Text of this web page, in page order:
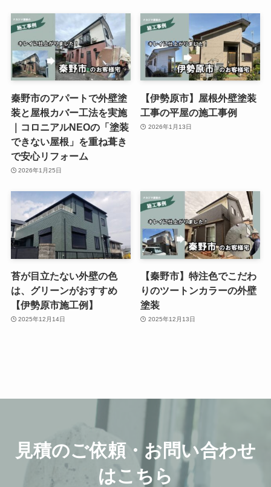
秦野市のアパートで外壁塗
装と屋根カバー工法を実施
｜コロニアルNEOの「塗装
できない屋根」を重ね葺き
で安心リフォーム
2026年1月25日
【伊勢原市】屋根外壁塗装
工事の平屋の施工事例
2026年1月13日
苔が目立たない外壁の色
は、グリーンがおすすめ
【伊勢原市施工例】
2025年12月14日
【秦野市】特注色でこだわ
りのツートンカラーの外壁
塗装
2025年12月13日
見積のご依頼・お問い合わせ
はこちら